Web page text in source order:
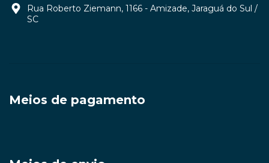
Rua Roberto Ziemann, 1166 - Amizade, Jaraguá do Sul /
SC
Meios de pagamento